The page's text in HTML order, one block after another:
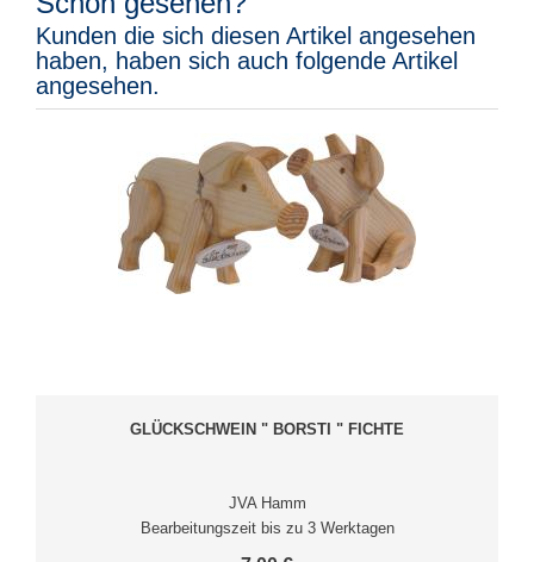
Kunden die sich diesen Artikel angesehen
haben, haben sich auch folgende Artikel
angesehen.
GLÜCKSCHWEIN " BORSTI " FICHTE
JVA Hamm
Bearbeitungszeit bis zu 3 Werktagen